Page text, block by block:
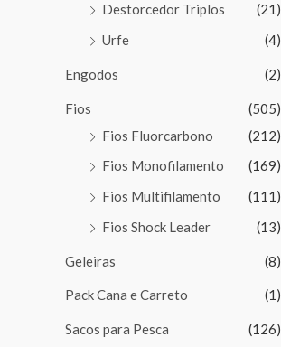
Destorcedor Triplos
(21)
Urfe
(4)
Engodos (2)
Fios
(505)
Fios Fluorcarbono
(212)
Fios Monofilamento
(169)
Fios Multifilamento
(111)
Fios Shock Leader
(13)
Geleiras (8)
Pack Cana e Carreto (1)
Sacos para Pesca
(126)